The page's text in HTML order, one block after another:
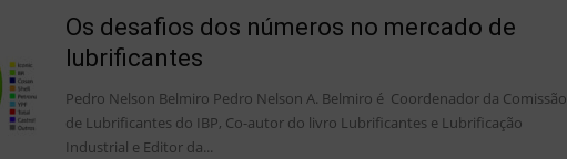
Os desafios dos números no mercado de
lubrificantes
Pedro Nelson Belmiro Pedro Nelson A. Belmiro é Coordenador da Comissão
de Lubrificantes do IBP, Co-autor do livro Lubrificantes e Lubrificação
Industrial e Editor da...